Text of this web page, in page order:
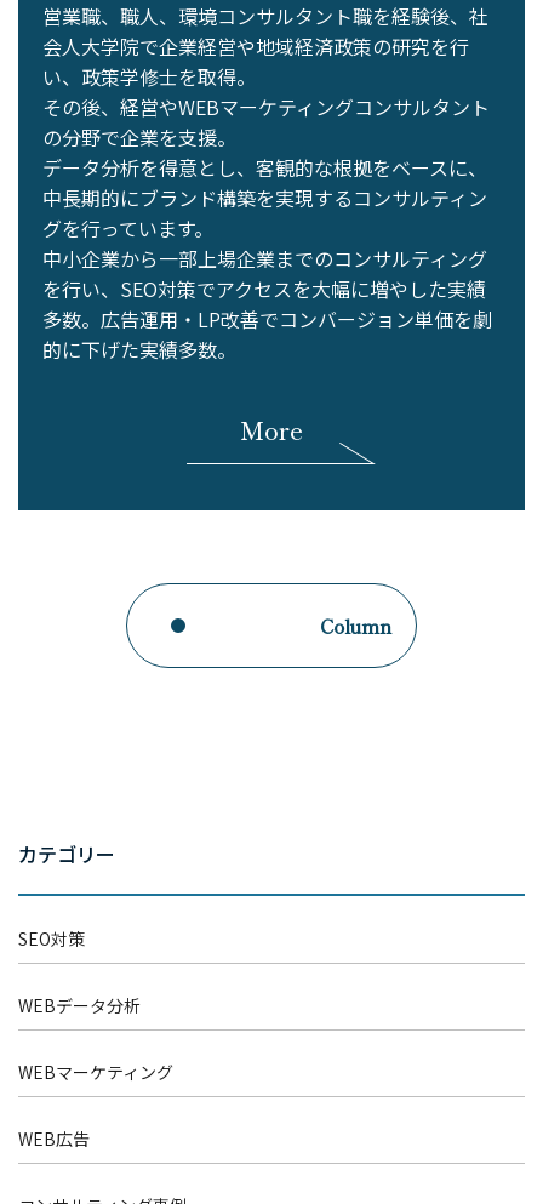
営業職、職人、環境コンサルタント職を経験後、社
会人⼤学院で企業経営や地域経済政策の研究を⾏
い、政策学修⼠を取得。
その後、経営やWEBマーケティングコンサルタント
の分野で企業を⽀援。
データ分析を得意とし、客観的な根拠をベースに、
中⻑期的にブランド構築を実現するコンサルティン
グを⾏っています。
中小企業から一部上場企業までのコンサルティング
を行い、SEO対策でアクセスを大幅に増やした実績
多数。広告運用・LP改善でコンバージョン単価を劇
的に下げた実績多数。
More
Column
カテゴリー
SEO対策
WEBデータ分析
WEBマーケティング
WEB広告